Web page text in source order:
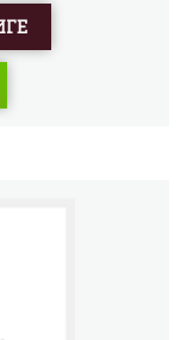
главный
искусства»
теории и
–